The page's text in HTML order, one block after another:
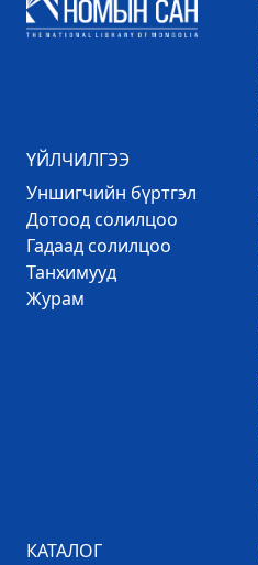
ҮЙЛЧИЛГЭЭ
Уншигчийн бүртгэл
Дотоод солилцоо
Гадаад солилцоо
Танхимууд
Журам
КАТАЛОГ